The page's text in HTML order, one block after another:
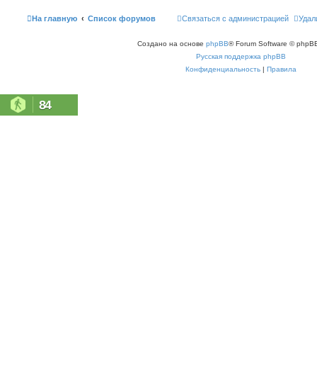
На главную Список форумов Связаться с администрацией
Создано на основе phpBB® Forum Software ©
Русская поддержка phpBB
Конфиденциальность | Правила
84